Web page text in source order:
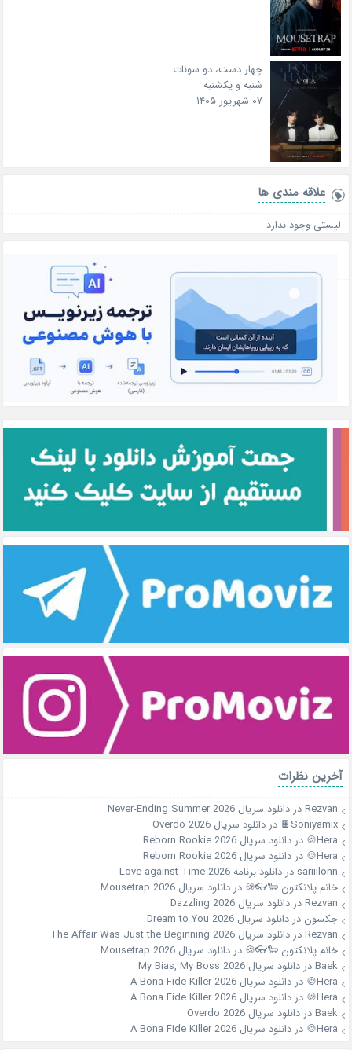
چهار دست، دو سونات
شنبه و یکشنبه
۰۷ شهریور ۱۴۰۵
علاقه‌ مندی ها
لیستی وجود ندارد
آخرین نظرات
Rezvanدردانلود سریال Never-Ending Summer 2026
Soniyamix🍫
دردانلود سریال Overdo 2026
Hera🍪
دردانلود سریال Reborn Rookie 2026
Hera🍪
دردانلود سریال Reborn Rookie 2026
sariiilonn دردانلود برنامه Love against Time 2026
خانم پلانکتون 🐑👓🍪 دردانلود سریال Mousetrap 2026
Rezvanدردانلود سریال Dazzling 2026
جکسون دردانلود سریال Dream to You 2026
Rezvanدردانلود سریال The Affair Was Just the Beginning 2026
خانم پلانکتون 🐑👓🍪 دردانلود سریال Mousetrap 2026
Baekدردانلود سریال My Bias, My Boss 2026
Hera🍪
دردانلود سریال A Bona Fide Killer 2026
Hera🍪
دردانلود سریال A Bona Fide Killer 2026
Baekدردانلود سریال Overdo 2026
Hera🍪
دردانلود سریال A Bona Fide Killer 2026